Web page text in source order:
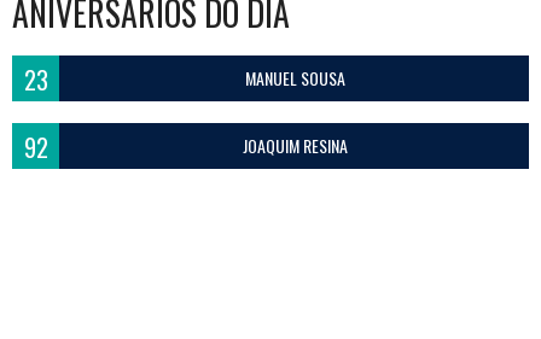
ANIVERSÁRIOS DO DIA
23 MANUEL SOUSA
92 JOAQUIM RESINA